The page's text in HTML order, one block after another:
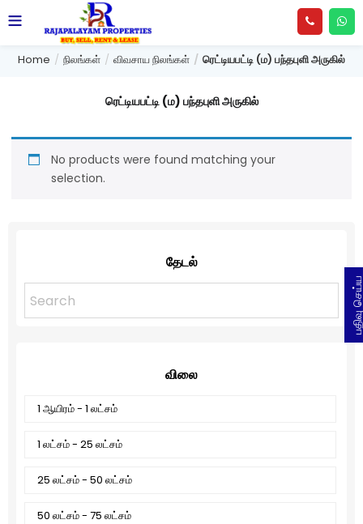
Home நிலங்கள் விவசாய நிலங்கள் ரெட்டியபட்டி (ம) பந்தபுளி அருகில்
ரெட்டியபட்டி (ம) பந்தபுளி அருகில்
No products were found matching your
selection.
தேடல்
விலை
1 ஆயிரம் - 1 லட்சம்
1 லட்சம் - 25 லட்சம்
25 லட்சம் - 50 லட்சம்
50 லட்சம் - 75 லட்சம்